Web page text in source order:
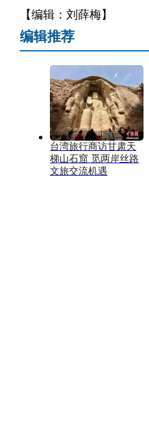
【编辑：刘薛梅】
编辑推荐
台湾旅行商访甘肃天
梯山石窟 觅两岸丝路
文旅交流机遇